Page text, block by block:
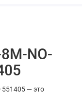
NO-
551405 — это